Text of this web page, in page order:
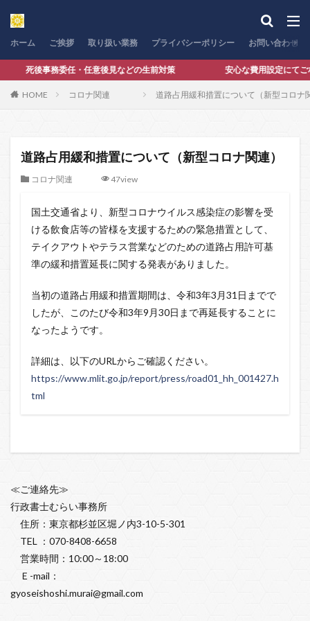
ホーム ご挨拶 取り扱い業務 プライバシーポリシー お問い合わせ
後事務委任・任意後見などの生前対策 安心な費用設定にてご相談
HOME コロナ関連 道路占用緩和措置について（新型コロナ
道路占用緩和措置について（新型コロナ関連）
コロナ関連 47view
国土交通省より、新型コロナウイルス感染症の影響を受
ける飲食店等の皆様を支援するための緊急措置として、
テイクアウトやテラス営業などのための道路占用許可基
準の緩和措置延長に関する発表がありました。
当初の道路占用緩和措置期間は、令和3年3月31日までで
したが、このたび令和3年9月30日まで再延長することに
なったようです。
詳細は、以下のURLからご確認ください。
https://www.mlit.go.jp/report/press/road01_hh_001427.h
tml
≪ご連絡先≫
行政書士むらい事務所
住所：東京都杉並区堀ノ内3-10-5-301
TEL ：070-8408-6658
営業時間：10:00～18:00
Ｅ-mail：
gyoseishoshi.murai@gmail.com